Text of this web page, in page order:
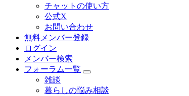
チャットの使い方
公式X
お問い合わせ
無料メンバー登録
ログイン
メンバー検索
フォーラム一覧
雑談
暮らしの悩み相談